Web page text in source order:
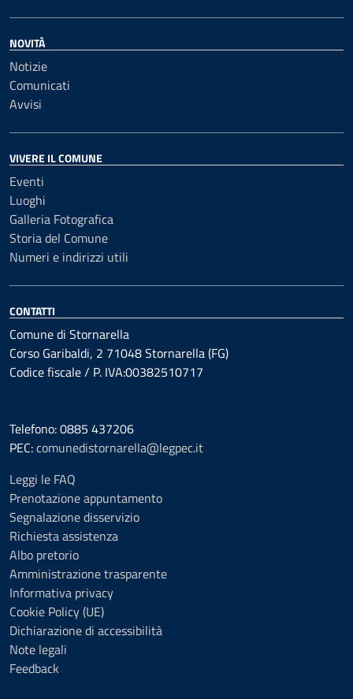
NOVITÀ
Notizie
Comunicati
Avvisi
VIVERE IL COMUNE
Eventi
Luoghi
Galleria Fotografica
Storia del Comune
Numeri e indirizzi utili
CONTATTI
Comune di Stornarella
Corso Garibaldi, 2 71048 Stornarella (FG)
Codice fiscale / P. IVA:00382510717
Telefono: 0885 437206
PEC:comunedistornarella@legpec.it
Leggi le FAQ
Prenotazione appuntamento
Segnalazione disservizio
Richiesta assistenza
Albo pretorio
Amministrazione trasparente
Informativa privacy
Cookie Policy (UE)
Dichiarazione di accessibilità
Note legali
Feedback